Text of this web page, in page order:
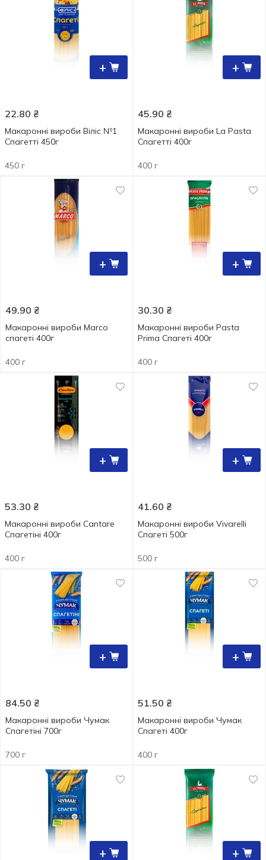
+
22.80 ₴
Макаронні вироби Віліс №1
Спагетті 450г
450 г
+
45.90 ₴
Макаронні вироби La Pasta
Спагетті 400г
400 г
+
49.90 ₴
Макаронні вироби Marco
спагеті 400г
400 г
+
30.30 ₴
Макаронні вироби Pasta
Prima Спагеті 400г
400 г
+
53.30 ₴
Макаронні вироби Cantare
Спагетiні 400г
400 г
+
41.60 ₴
Макаронні вироби Vivarelli
Спагеті 500г
500 г
+
84.50 ₴
Макаронні вироби Чумак
Спагетіні 700г
700 г
+
51.50 ₴
Макаронні вироби Чумак
Спагеті 400г
400 г
+ +